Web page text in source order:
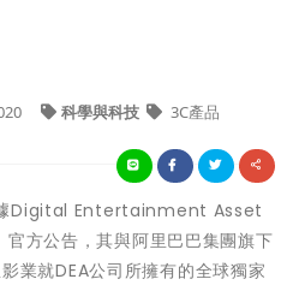
科學與科技 3C產品
據Digital Entertainment Asset
方公告，其與阿里巴巴集團旗下
業就DEA公司所擁有的全球獨家